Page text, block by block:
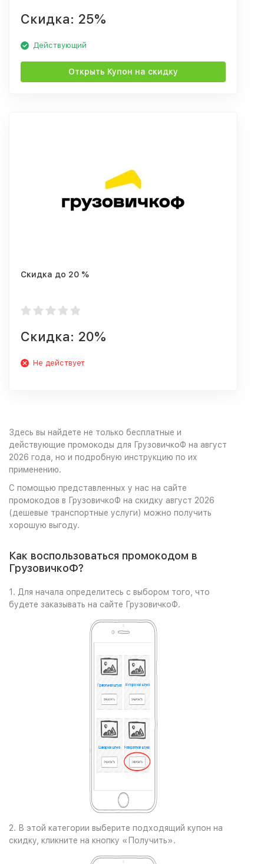
Скидка: 25%
Действующий
Открыть Купон на скидку
Скидка до 20 %
Скидка: 20%
Не действует
Здесь вы найдете не только бесплатные и
действующие промокоды для ГрузовичкоФ на август
2026 года, но и подробную инструкцию по их
применению.
С помощью представленных у нас на сайте
промокодов в ГрузовичкоФ на скидку август 2026
(дешевые транспортные услуги) можно получить
хорошую выгоду.
Как воспользоваться промокодом в
ГрузовичкоФ?
1. Для начала определитесь с выбором того, что
будете заказывать на сайте ГрузовичкоФ.
2. В этой категории выберите подходящий купон на
скидку, кликните на кнопку «Получить».